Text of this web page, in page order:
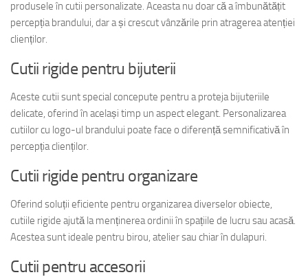
produsele în cutii personalizate. Aceasta nu doar că a îmbunătățit
percepția brandului, dar a și crescut vânzările prin atragerea atenției
clienților.
Cutii rigide pentru bijuterii
Aceste cutii sunt special concepute pentru a proteja bijuteriile
delicate, oferind în același timp un aspect elegant. Personalizarea
cutiilor cu logo-ul brandului poate face o diferență semnificativă în
percepția clienților.
Cutii rigide pentru organizare
Oferind soluții eficiente pentru organizarea diverselor obiecte,
cutiile rigide ajută la menținerea ordinii în spațiile de lucru sau acasă.
Acestea sunt ideale pentru birou, atelier sau chiar în dulapuri.
Cutii pentru accesorii